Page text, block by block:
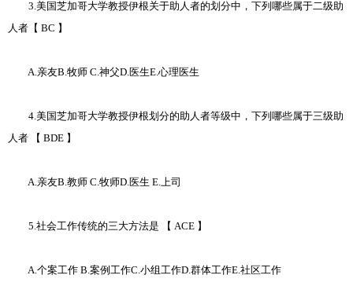
3.美国芝加哥大学教授伊根关于助人者的划分中，下列哪些属于二级助
人者【 BC 】
A.亲友B.牧师 C.神父D.医生E.心理医生
4.美国芝加哥大学教授伊根划分的助人者等级中，下列哪些属于三级助
人者 【 BDE 】
A.亲友B.教师 C.牧师D.医生 E.上司
5.社会工作传统的三大方法是 【 ACE 】
A.个案工作 B.案例工作C.小组工作D.群体工作E.社区工作